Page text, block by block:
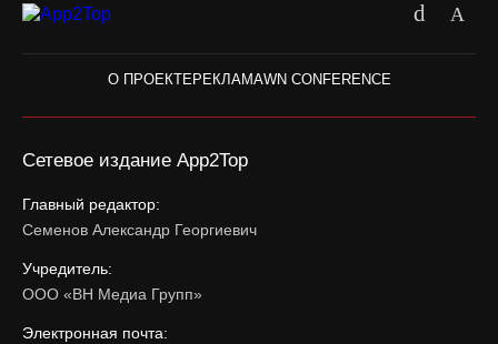
О ПРОЕКТЕРЕКЛАМАWN CONFERENCE
Сетевое издание App2Top
Главный редактор:
Семенов Александр Георгиевич
Учредитель:
ООО «ВН Медиа Групп»
Электронная почта: